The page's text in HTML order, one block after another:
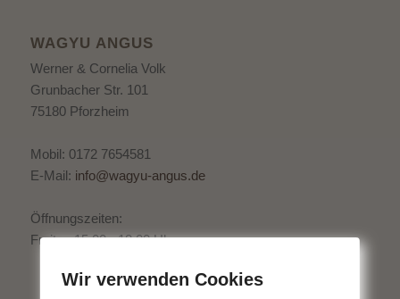
WAGYU ANGUS
Werner & Cornelia Volk
Grunbacher Str. 101
75180 Pforzheim
Mobil: 0172 7654581
E-Mail: info@wagyu-angus.de
Öffnungszeiten:
Freitag 15:00 - 18:00 Uhr
Wir verwenden Cookies